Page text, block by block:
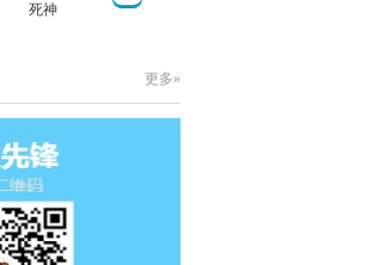
死神
更多»